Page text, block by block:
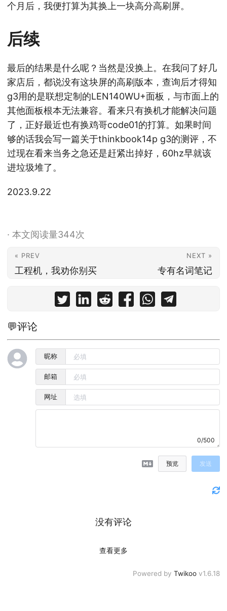
个月后，我便打算为其换上一块高分高刷屏。
后续
最后的结果是什么呢？当然是没换上。在我问了好几
家店后，都说没有这块屏的高刷版本，查询后才得知
g3用的是联想定制的LEN140WU+面板，与市面上的
其他面板根本无法兼容。看来只有换机才能解决问题
了，正好最近也有换鸡哥code01的打算。如果时间
够的话我会写一篇关于thinkbook14p g3的测评，不
过现在看来当务之急还是赶紧出掉好，60hz早就该
进垃圾堆了。
2023.9.22
· 本文阅读量344次
« PREV
工程机，我劝你别买
NEXT »
专有名词笔记
💬评论
昵称
邮箱
网址
0/500
预览 发送
没有评论
查看更多
Powered by Twikoo v1.6.18